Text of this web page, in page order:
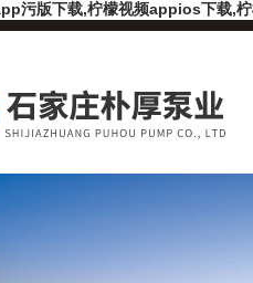
污版下载,柠檬视频appios下载,